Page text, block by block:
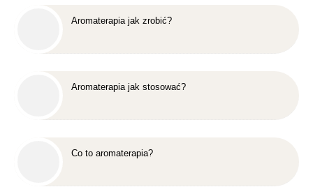
Aromaterapia jak zrobić?
Aromaterapia jak stosować?
Co to aromaterapia?